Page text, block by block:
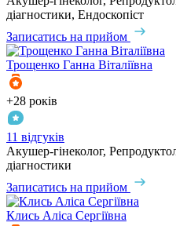
діагностики, Ендоскопіст
Записатись на прийом
Трощенко Ганна Віталіївна
+28 років
11 відгуків
Акушер-гінеколог,
діагностики
Записатись на прийом
Клись Аліса Сергіївна